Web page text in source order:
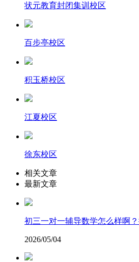
状元教育封闭集训校区
百步亭校区
积玉桥校区
江夏校区
徐东校区
相关文章
最新文章
初三一对一辅导数学怎么样啊
2026/05/04